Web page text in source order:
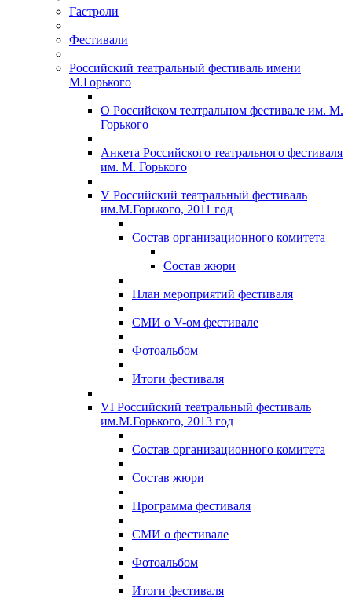
Гастроли
Фестивали
Российский театральный фестиваль имени
М.Горького
О Российском театральном фестивале им. М.
Горького
Анкета Российского театрального фестиваля
им. М. Горького
V Российский театральный фестиваль
им.М.Горького, 2011 год
Состав организационного комитета
Состав жюри
План мероприятий фестиваля
СМИ о V-ом фестивале
Фотоальбом
Итоги фестиваля
VI Российский театральный фестиваль
им.М.Горького, 2013 год
Состав организационного комитета
Состав жюри
Программа фестиваля
СМИ о фестивале
Фотоальбом
Итоги фестиваля